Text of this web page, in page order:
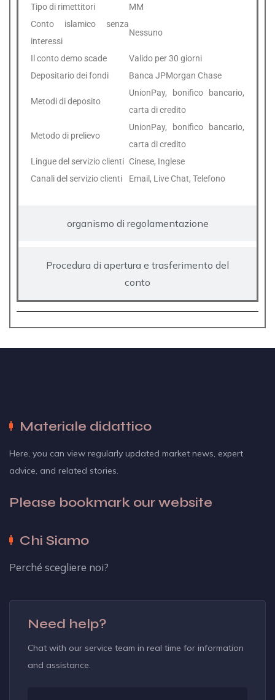
organismo di regolamentazione
Procedura di apertura e trasferimento del
conto
Tipo di rimettitori
MM
Conto islamico senza
interessi
Nessuno
Il conto demo scade
Valido per 30 giorni
Depositario dei fondi
Banca JPMorgan Chase
Metodi di deposito
UnionPay, bonifico bancario,
carta di credito
Metodo di prelievo
UnionPay, bonifico bancario,
carta di credito
Lingue del servizio clienti Cinese, Inglese
Canali del servizio clienti
Email, Live Chat, Telefono
Materiale didattico
Here, you can view regularly updated market news, expert
advice, and related stories.
Please bookmark our website
Chi Siamo
Perché scegliere noi?
Need help?
Chat with our service team in real time for information
and assistance.